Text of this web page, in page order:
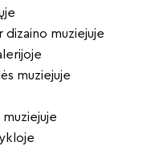
dizaino muziejuje
muziejuje